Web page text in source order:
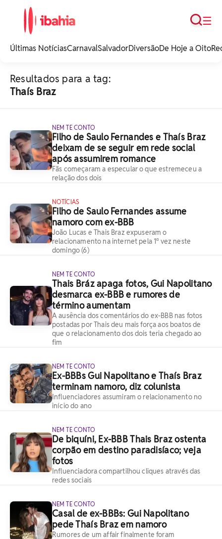
noticias e
☰
Busca
Últimas NotíciasCarnavalSalvadorDiversãoDe Hoje a Oito
Resultados para a tag:
Thaís Braz
NEM TE CONTO
Filho de Saulo Fernandes e Thaís Braz
deixam de se seguir em rede social
após assumirem romance
Fãs começaram a especular o que estremeceu a
relação dos dois
NOTÍCIAS
Filho de Saulo Fernandes assume
namoro com ex-BBB
João Lucas e Thais Braz expuseram o
relacionamento na internet pela 1ª vez neste
domingo (6)
NEM TE CONTO
Thais Bráz apaga fotos, Gui Napolitano
desmarca ex-BBB e rumores de
término aumentam
A ausência dos comentários do ex-BBB nas fotos
postadas por Thais deu mais força aos boatos de
que o relacionamento dos dois teria chegado ao
fim
NEM TE CONTO
Ex-BBBs Gui Napolitano e Thaís Braz
terminam namoro, diz colunista
Influenciadores assumiram o relacionamento no
início do ano
NEM TE CONTO
De biquíni, Ex-BBB Thais Braz ostenta
corpão em destino paradisíaco; veja
fotos
Influenciadora compartilhou cliques através das
redes sociais
NEM TE CONTO
Casal de ex-BBBs: Gui Napolitano
pede Thaís Braz em namoro
Rumores de um affair finalmente foram